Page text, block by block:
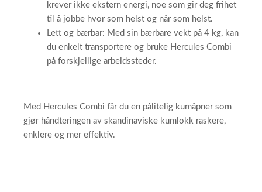
krever ikke ekstern energi, noe som gir deg frihet
til å jobbe hvor som helst og når som helst.
Lett og bærbar: Med sin bærbare vekt på 4 kg, kan
du enkelt transportere og bruke Hercules Combi
på forskjellige arbeidssteder.
Med Hercules Combi får du en pålitelig kumåpner som
gjør håndteringen av skandinaviske kumlokk raskere,
enklere og mer effektiv.